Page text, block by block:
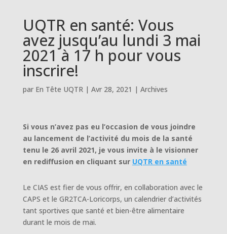
UQTR en santé: Vous
avez jusqu’au lundi 3 mai
2021 à 17 h pour vous
inscrire!
par En Tête UQTR| Avr 28, 2021 | Archives
Si vous n’avez pas eu l’occasion de vous joindre
au lancement de l’activité du mois de la santé
tenu le 26 avril 2021, je vous invite à le visionner
en rediffusion en cliquant sur UQTR en santé
Le CIAS est fier de vous offrir, en collaboration avec le
CAPS et le GR2TCA-Loricorps, un calendrier d’activités
tant sportives que santé et bien-être alimentaire
durant le mois de mai.